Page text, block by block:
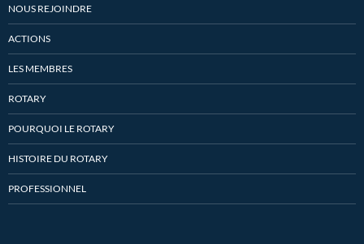
NOUS REJOINDRE
ACTIONS
LES MEMBRES
ROTARY
POURQUOI LE ROTARY
HISTOIRE DU ROTARY
PROFESSIONNEL